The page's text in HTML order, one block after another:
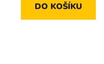
DO KOŠÍKU